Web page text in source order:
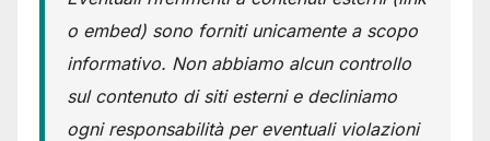
o embed) sono forniti unicamente a scopo
informativo. Non abbiamo alcun controllo
sul contenuto di siti esterni e decliniamo
ogni responsabilità per eventuali violazioni